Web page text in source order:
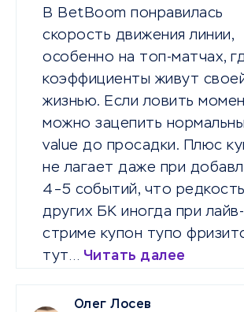
В BetBoom понравилась
скорость движения линии,
особенно на топ-матчах,
коэффициенты живут
жизнью. Если ловить
можно зацепить
value до просадки. Плюс
не лагает даже при
4–5 событий, что
других БК иногда при лайв-
стриме купон тупо
тут… Читать далее
Олег Лосев